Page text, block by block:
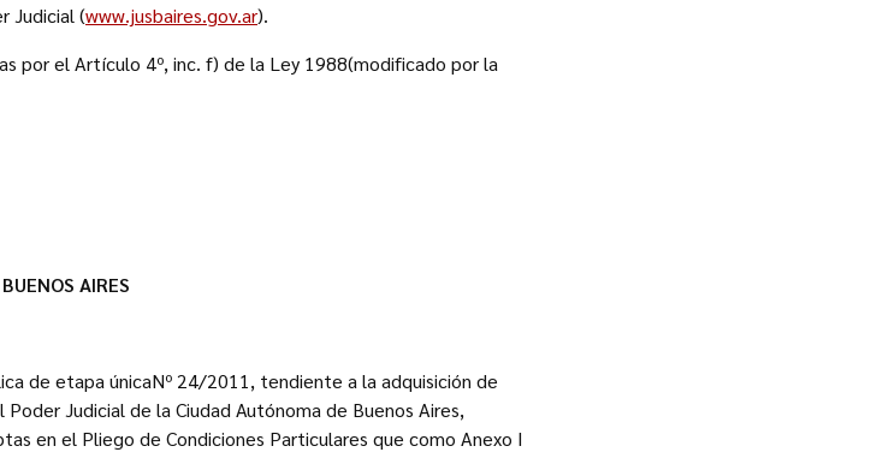
Judicial (www.jusbaires.gov.ar).
por el Artículo 4º, inc. f) de la Ley 1988(modificado por la
AIRES
de etapa únicaNº 24/2011, tendiente a la adquisición de
Judicial de la Ciudad Autónoma de Buenos Aires,
en el Pliego de Condiciones Particulares que como Anexo I